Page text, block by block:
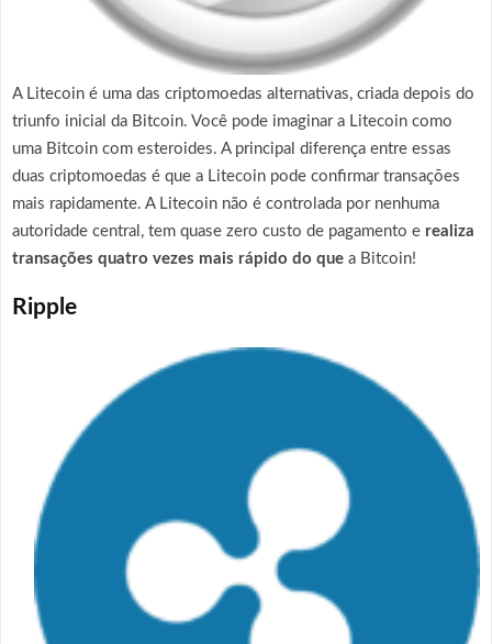
A Litecoin é uma das criptomoedas alternativas, criada depois do
triunfo inicial da Bitcoin. Você pode imaginar a Litecoin como
uma Bitcoin com esteroides. A principal diferença entre essas
duas criptomoedas é que a Litecoin pode confirmar transações
mais rapidamente. A Litecoin não é controlada por nenhuma
autoridade central, tem quase zero custo de pagamento e realiza
transações quatro vezes mais rápido do que a Bitcoin!
Ripple